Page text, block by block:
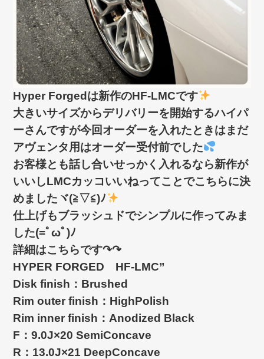
Hyper Forgedは新作のHF-LMCです
大きいサイズからデリバリーを開始するハイパ
ーさんですが今回オーダーを入れたときはまだ
アヴェンタ用はオーダー受付前でした
お客様とも話し合いせっかく入れるなら新作が
いいしLMCカッコいいねってことでこちらに決
めましたヾ(≧▽≦)ﾉ
仕上げもブラッシュドでシンプルに作ってみま
した(=ﾟωﾟ)ﾉ
詳細はこちらです↷↷
HYPER FORGED HF-LMC”
Disk finish：Brushed
Rim outer finish：HighPolish
Rim inner finish：Anodized Black
F：9.0J×20 SemiConcave
R：13.0J×21 DeepConcave